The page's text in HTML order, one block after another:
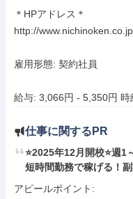
＊HPアドレス＊
http://
雇用形態: 契約社員
給与: 3,066円 - 5,350円 時
仕事に関するPR
⭐️2025年12月開校⭐️週
短時間勤務で稼げる！
アピールポイント: